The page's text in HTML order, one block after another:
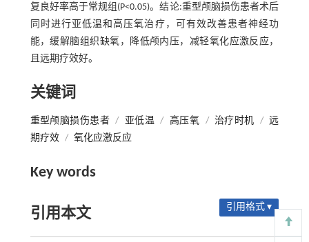
复良好率高于常规组(P<0.05)。结论:重型颅脑损伤患者术后
同时进行亚低温和高压氧治疗，可有效改善患者神经功
能，缓解脑组织缺氧，降低颅内压，减轻氧化应激反应，
且远期疗效好。
关键词
重型颅脑损伤患者 / 亚低温 / 高压氧 / 治疗时机 / 远
期疗效 / 氧化应激反应
Key words
引用本文 引用格式 ▾